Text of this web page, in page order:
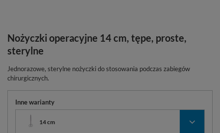
Nożyczki operacyjne 14 cm, tępe, proste,
sterylne
Jednorazowe, sterylne nożyczki do stosowania podczas zabiegów
chirurgicznych.
Inne warianty
14 cm